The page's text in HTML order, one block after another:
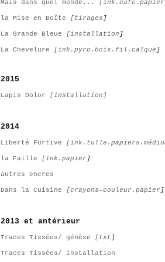
Mais dans quel monde...
la Mise en Boîte [tirages ]
La Grande Bleue [installation ]
La Chevelure [ink.pyro.bois.fil.calque ]
2015
Lapis Dolor [installation]
2014
Liberté Furtive
la Faille [ink.papier ]
autres encres
Dans la Cuisine [crayons-couleur.papier ]
2013 et antérieur
Traces Tissées/ génèse [txt ]
Traces Tissées/ installation